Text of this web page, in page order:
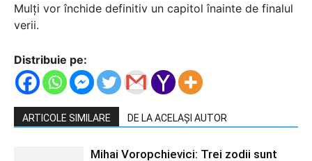
Mulți vor închide definitiv un capitol înainte de finalul
verii.
Distribuie pe:
ARTICOLE SIMILARE DE LA ACELAȘI AUTOR
Mihai Voropchievici: Trei zodii sunt